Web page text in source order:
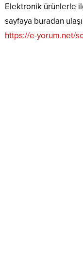
Elektronik ürünlerle
sayfaya buradan
https://e-yorum.net/